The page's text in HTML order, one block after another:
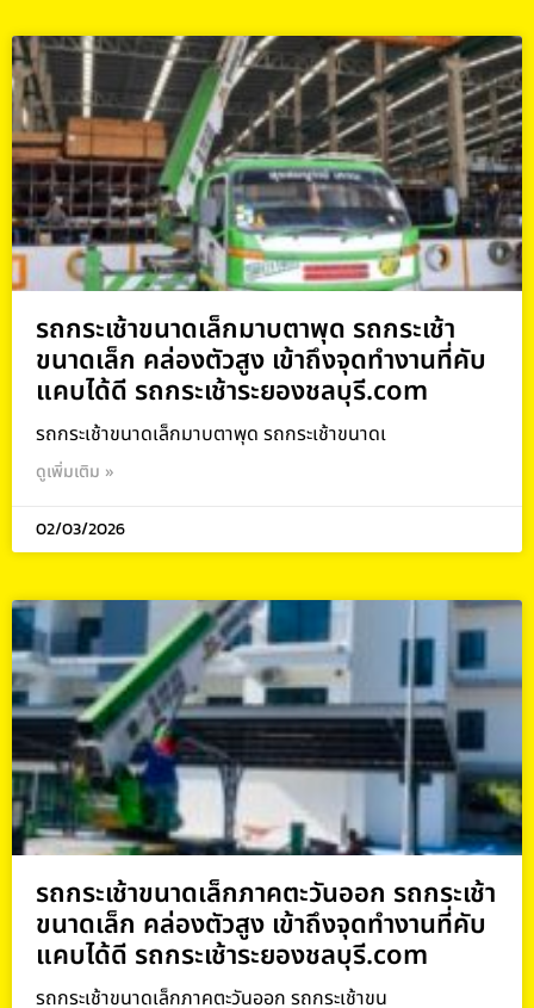
รถกระเช้าขนาดเล็กมาบตาพุด รถกระเช้า
ขนาดเล็ก คล่องตัวสูง เข้าถึงจุดทำงานที่คับ
แคบได้ดี รถกระเช้าระยองชลบุรี.com
รถกระเช้าขนาดเล็กมาบตาพุด รถกระเช้าขนาดเ
ดูเพิ่มเติม »
02/03/2026
รถกระเช้าขนาดเล็กภาคตะวันออก รถกระเช้า
ขนาดเล็ก คล่องตัวสูง เข้าถึงจุดทำงานที่คับ
แคบได้ดี รถกระเช้าระยองชลบุรี.com
รถกระเช้าขนาดเล็กภาคตะวันออก รถกระเช้าขน